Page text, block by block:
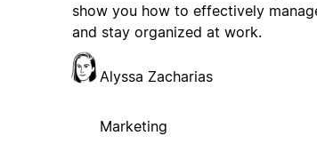
show you how to effectively
and stay organized at work.
Alyssa Zacharias
Marketing